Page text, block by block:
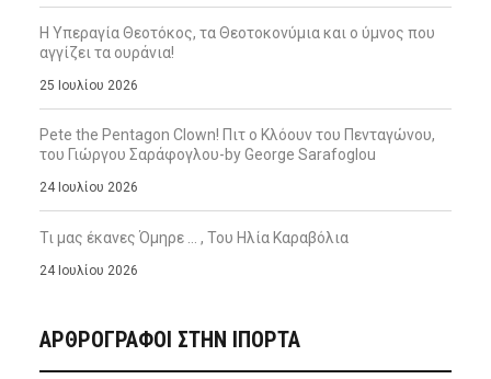
Η Υπεραγία Θεοτόκος, τα Θεοτοκονύμια και ο ύμνος που
αγγίζει τα ουράνια!
25 Ιουλίου 2026
Pete the Pentagon Clown! Πιτ ο Κλόουν του Πενταγώνου,
του Γιώργου Σαράφογλου-by George Sarafoglou
24 Ιουλίου 2026
Τι μας έκανες Όμηρε … , Του Ηλία Καραβόλια
24 Ιουλίου 2026
ΑΡΘΡΟΓΡΑΦΟΙ ΣΤΗΝ IΠΟΡΤΑ